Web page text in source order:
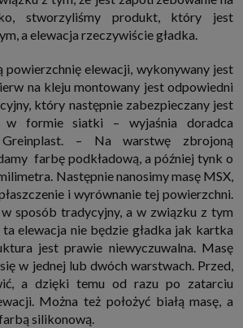
używamy znaczników internetowych takich jak pliki
treści i reklam oraz analizowania
i w Internecie. W ten sposób technologię tę
podmioty z Grupy SAGIER oraz nasi Zaufani
chcą dopasowywać reklamy do Twoich preferencji.
zapisywane w plikach i przechowywane na
(tj. twój komputer, tablet, smartphone itp.),
do serwera przy każdorazowym wejściu na
podczas gdy odwiedzasz strony w Internecie.
na temat plików cookie i ich funkcjonowania
. Pod tym linkiem znajdziesz także informację
przeglądarki, aby ograniczyć lub wyłączyć
cookies itp. oraz jak usunąć takie pliki z Twojego
uprawnienia wobec Twoich danych i ich
nas, inne podmioty z Grupy SAGIER i Zaufanych
na przetwarzanie danych możesz ją w każdej
zgody oczywiście nie uchyli zgodności z prawem
na jej podstawie);
stworzyliśmy produkt, który jest
a elewacja rzeczywiście gładka.
powierzchnię elewacji, wykonywany jest
na kleju montowany jest odpowiedni
który następnie zabezpieczany jest
w formie siatki – wyjaśnia doradca
– Na warstwę zbrojoną
farbę podkładową, a później tynk o
Następnie nanosimy masę MSX,
i wyrównanie tej powierzchni.
sposób tradycyjny, a w związku z tym
elewacja nie będzie gładka jak kartka
jest prawie niewyczuwalna. Masę
w jednej lub dwóch warstwach. Przed,
a dzięki temu od razu po zatarciu
Można też położyć białą masę, a
silikonową.